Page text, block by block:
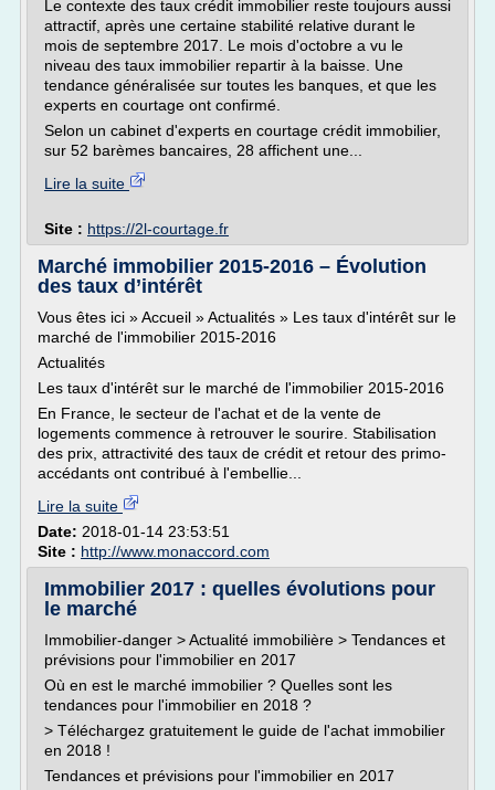
Le contexte des taux crédit immobilier reste toujours aussi
attractif, après une certaine stabilité relative durant le
mois de septembre 2017. Le mois d'octobre a vu le
niveau des taux immobilier repartir à la baisse. Une
tendance généralisée sur toutes les banques, et que les
experts en courtage ont confirmé.
Selon un cabinet d'experts en courtage crédit immobilier,
sur 52 barèmes bancaires, 28 affichent une...
Lire la suite
Site : https://2l-courtage.fr
Marché immobilier 2015-2016 – Évolution
des taux d’intérêt
Vous êtes ici » Accueil » Actualités » Les taux d'intérêt sur le
marché de l'immobilier 2015-2016
Actualités
Les taux d'intérêt sur le marché de l'immobilier 2015-2016
En France, le secteur de l'achat et de la vente de
logements commence à retrouver le sourire. Stabilisation
des prix, attractivité des taux de crédit et retour des primo-
accédants ont contribué à l'embellie...
Lire la suite
Date: 2018-01-14 23:53:51
Site : http://www.monaccord.com
Immobilier 2017 : quelles évolutions pour
le marché
Immobilier-danger > Actualité immobilière > Tendances et
prévisions pour l'immobilier en 2017
Où en est le marché immobilier ? Quelles sont les
tendances pour l'immobilier en 2018 ?
> Téléchargez gratuitement le guide de l'achat immobilier
en 2018 !
Tendances et prévisions pour l'immobilier en 2017